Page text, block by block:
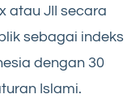
atau JII secara
sebagai indeks
dengan 30
Islami.